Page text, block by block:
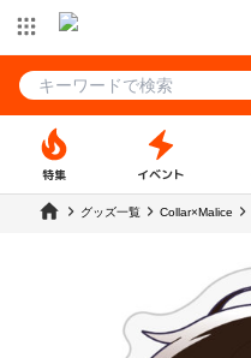
特集 イベント
グッズ一覧 Collar×Malice